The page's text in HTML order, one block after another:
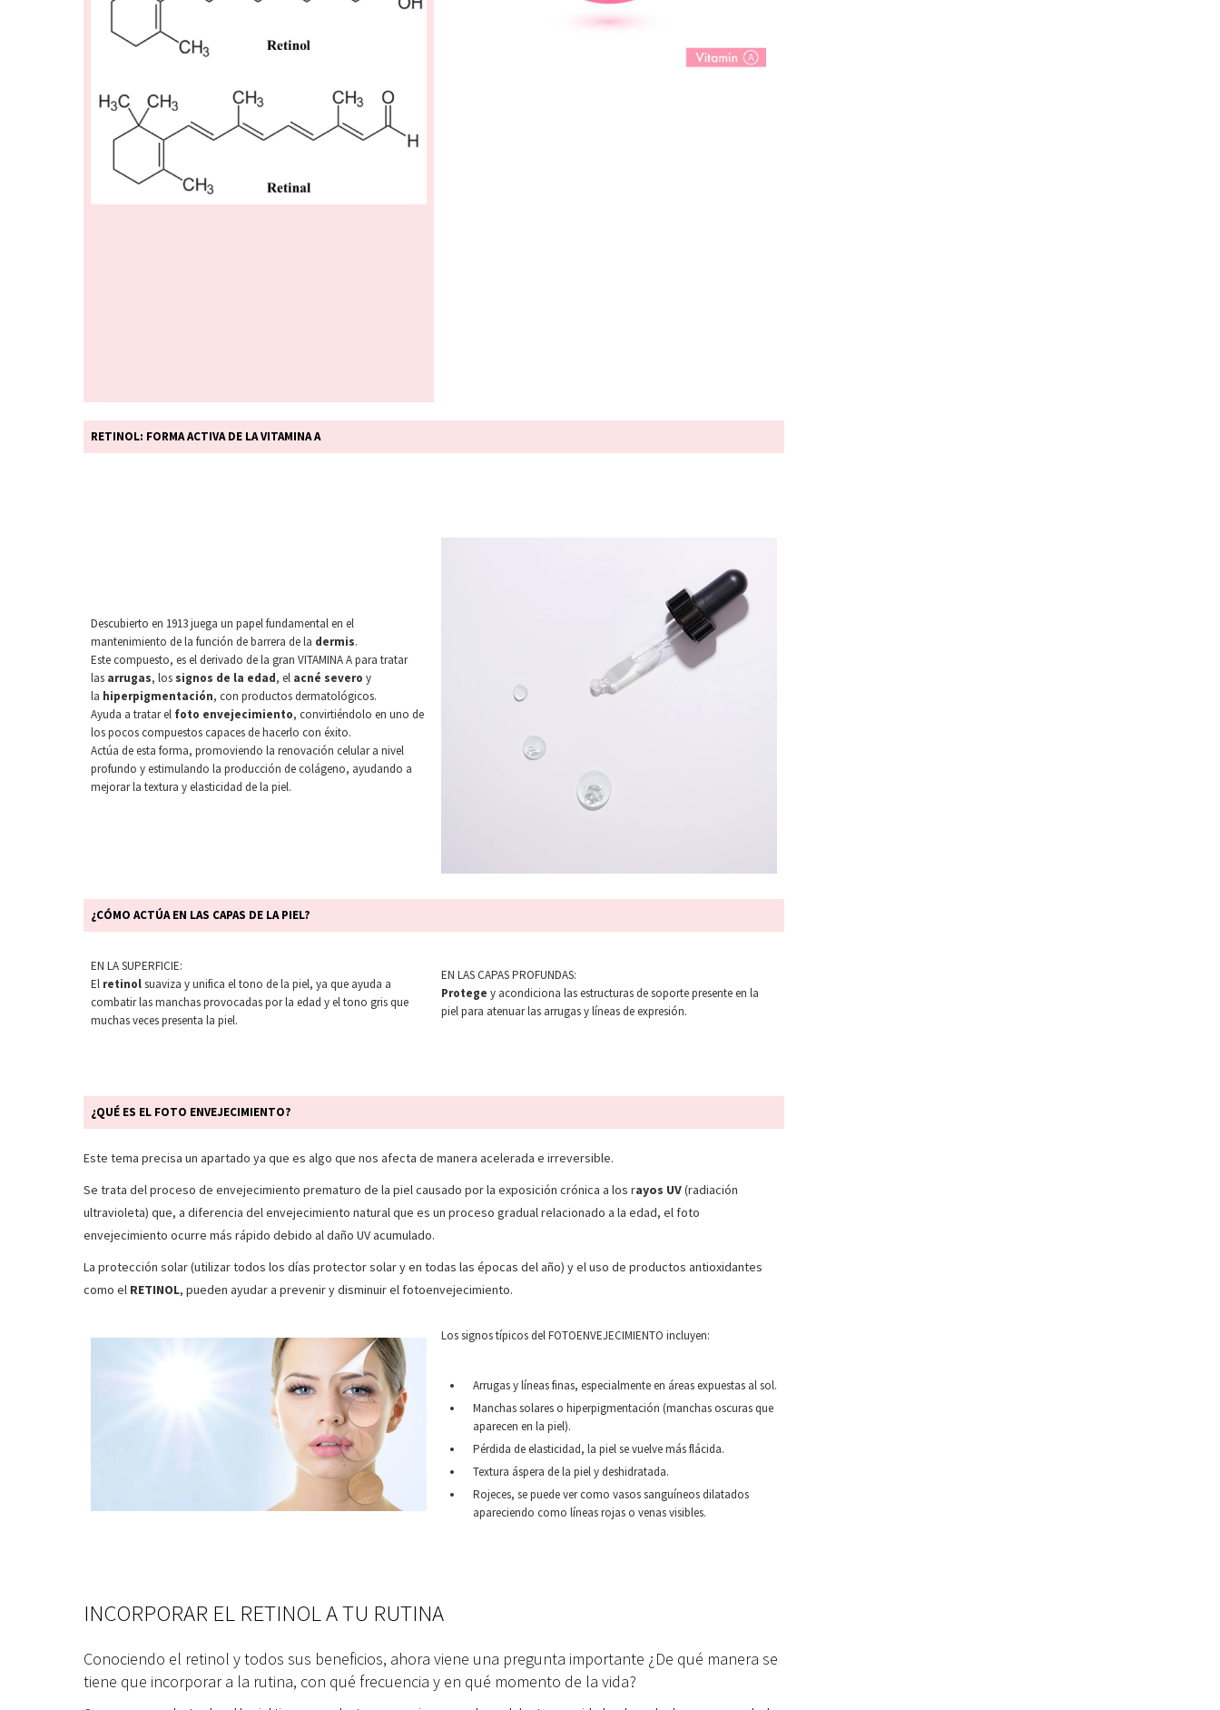
RETINOL: FORMA ACTIVA DE LA VITAMINA A
Descubierto en 1913 juega un papel fundamental en el
mantenimiento de la función de barrera de la dermis.
Este compuesto, es el derivado de la gran VITAMINA A para tratar
las arrugas, los signos de la edad, el acné severo y
la hiperpigmentación, con productos dermatológicos.
Ayuda a tratar el foto envejecimiento, convirtiéndolo en uno de
los pocos compuestos capaces de hacerlo con éxito.
Actúa de esta forma, promoviendo la renovación celular a nivel
profundo y estimulando la producción de colágeno, ayudando a
mejorar la textura y elasticidad de la piel.
¿CÓMO ACTÚA EN LAS CAPAS DE LA PIEL?
EN LA SUPERFICIE:
El retinolsuaviza y unifica el tono de la piel, ya que ayuda a
combatir las manchas provocadas por la edad y el tono gris que
muchas veces presenta la piel.
EN LAS CAPAS PROFUNDAS:
Protege y acondiciona las estructuras de soporte presente en la
piel para atenuar las arrugas y líneas de expresión.
¿QUÉ ES EL FOTO ENVEJECIMIENTO?
Este tema precisa un apartado ya que es algo que nos afecta de manera acelerada e irreversible.
Se trata del proceso de envejecimiento prematuro de la piel causado por la exposición crónica a los rayos UV(radiación
ultravioleta) que, a diferencia del envejecimiento natural que es un proceso gradual relacionado a la edad, el foto
envejecimiento ocurre más rápido debido al daño UV acumulado.
La protección solar (utilizar todos los días protector solar y en todas las épocas del año) y el uso de productos antioxidantes
como el RETINOL, pueden ayudar a prevenir y disminuir el fotoenvejecimiento.
Los signos típicos del FOTOENVEJECIMIENTO incluyen:
Arrugas y líneas finas, especialmente en áreas expuestas al sol.
Manchas solares o hiperpigmentación (manchas oscuras que
aparecen en la piel).
Pérdida de elasticidad, la piel se vuelve más flácida.
Textura áspera de la piel y deshidratada.
Rojeces, se puede ver como vasos sanguíneos dilatados
apareciendo como líneas rojas o venas visibles.
INCORPORAR EL RETINOL A TU RUTINA
Conociendo el retinol y todos sus beneficios, ahora viene una pregunta importante ¿De qué manera se
tiene que incorporar a la rutina, con qué frecuencia y en qué momento de la vida?